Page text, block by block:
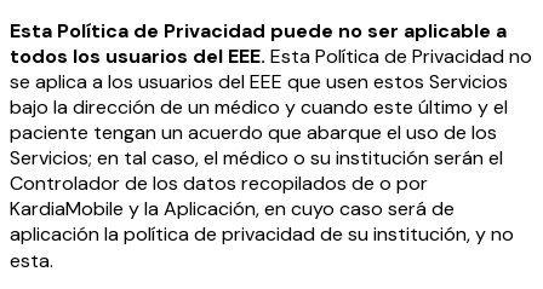
Esta Política de Privacidad puede no ser aplicable a
todos los usuarios del EEE. Esta Política de Privacidad no
se aplica a los usuarios del EEE que usen estos Servicios
bajo la dirección de un médico y cuando este último y el
paciente tengan un acuerdo que abarque el uso de los
Servicios; en tal caso, el médico o su institución serán el
Controlador de los datos recopilados de o por
KardiaMobile y la Aplicación, en cuyo caso será de
aplicación la política de privacidad de su institución, y no
esta.